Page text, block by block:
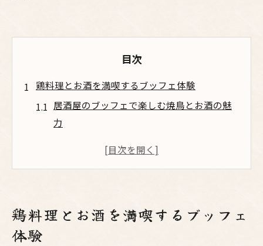
目次
鶏料理とお酒を満喫するブッフェ体験
居酒屋のブッフェで楽しむ焼鳥とお酒の魅
力
大阪梅田で味わう鶏料理ブッフェの楽しみ
居酒屋ブッフェでおすすめの鶏料理とお酒
鶏料理とお酒を満喫するブッフェ
体験